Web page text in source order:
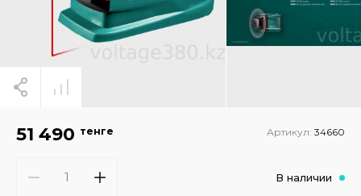
51 490 тенге Артикул: 34660
В наличии